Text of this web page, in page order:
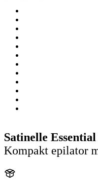
Satinelle Essential
Kompakt epilator